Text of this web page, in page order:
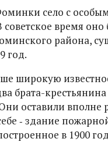
село с
советское время
района,
год.
широкую
брата-
оставили вполне
‑ здание
в 1900